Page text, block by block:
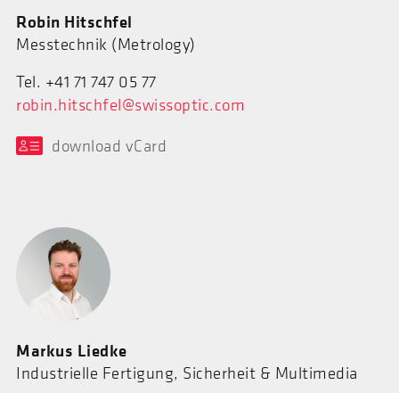
Robin Hitschfel
Messtechnik (Metrology)
Tel. +41 71 747 05 77
robin.hitschfel@swissoptic.com
download vCard
Markus Liedke
Industrielle Fertigung, Sicherheit & Multimedia